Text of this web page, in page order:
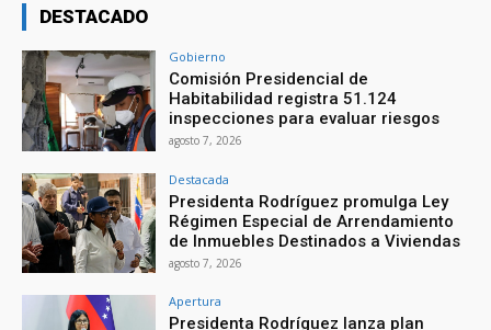
DESTACADO
Gobierno
Comisión Presidencial de
Habitabilidad registra 51.124
inspecciones para evaluar riesgos
agosto 7, 2026
Destacada
Presidenta Rodríguez promulga Ley
Régimen Especial de Arrendamiento
de Inmuebles Destinados a Viviendas
agosto 7, 2026
Apertura
Presidenta Rodríguez lanza plan